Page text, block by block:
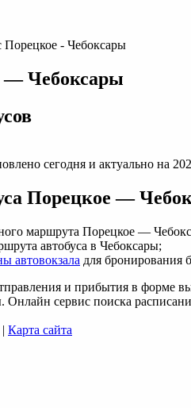
Порецкое - Чебоксары
— Чебоксары
сегодня и актуально на
Порецкое —
маршрута Порецкое —
автобуса в Чебоксары;
автовокзала для бронирования
и прибытия в форме
сервис поиска
| Карта сайта